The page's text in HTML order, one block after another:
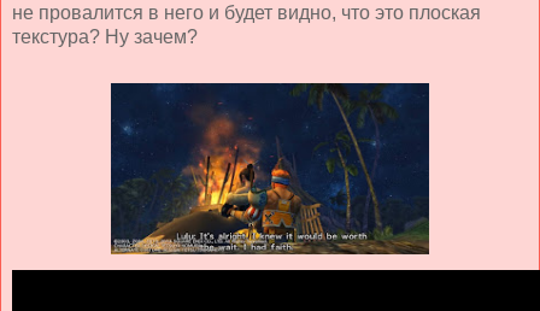
не провалится в него и будет видно, что это плоская
текстура? Ну зачем?